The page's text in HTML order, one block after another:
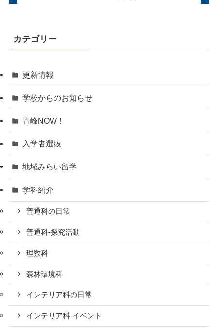
カテゴリー
更新情報
学校からのお知らせ
青峰NOW！
入学者選抜
地域みらい留学
学科紹介
普通科の日常
普通科-探究活動
理数科
森林環境科
インテリア科の日常
インテリア科-イベント